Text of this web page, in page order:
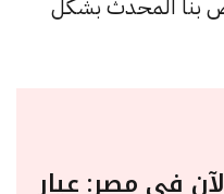
في مصر: عيار